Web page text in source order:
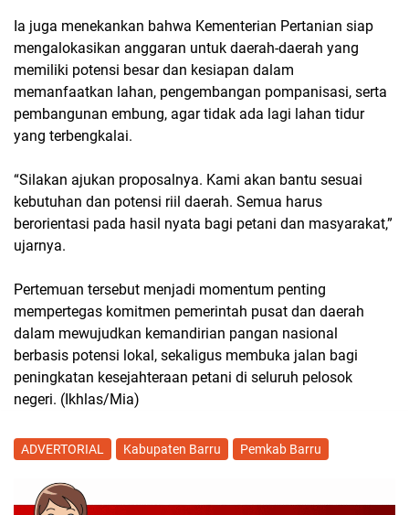
Ia juga menekankan bahwa Kementerian Pertanian siap
mengalokasikan anggaran untuk daerah-daerah yang
memiliki potensi besar dan kesiapan dalam
memanfaatkan lahan, pengembangan pompanisasi, serta
pembangunan embung, agar tidak ada lagi lahan tidur
yang terbengkalai.
“Silakan ajukan proposalnya. Kami akan bantu sesuai
kebutuhan dan potensi riil daerah. Semua harus
berorientasi pada hasil nyata bagi petani dan masyarakat,”
ujarnya.
Pertemuan tersebut menjadi momentum penting
mempertegas komitmen pemerintah pusat dan daerah
dalam mewujudkan kemandirian pangan nasional
berbasis potensi lokal, sekaligus membuka jalan bagi
peningkatan kesejahteraan petani di seluruh pelosok
negeri. (Ikhlas/Mia)
ADVERTORIAL Kabupaten Barru Pemkab Barru